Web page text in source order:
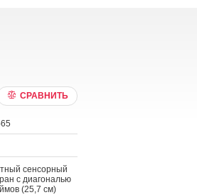
СРАВНИТЬ
сенсорный
с диагональю
(25,7 см)